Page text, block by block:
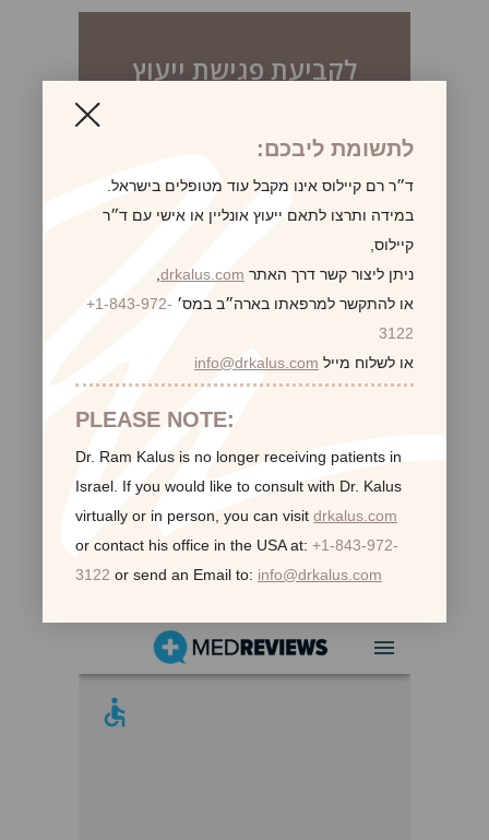
לקביעת פגישת ייעוץ
לקוחות ממליצות:
לתשומת ליבכם:
ד״ר רם קיילוס אינו מקבל עוד מטופלים בישראל.
במידה ותרצו לתאם ייעוץ אונליין או אישי עם ד״ר
קיילוס,
ניתן ליצור קשר דרך האתר drkalus.com
או להתקשר למרפאתו בארה״ב במס׳ +1-843-972-
3122
או לשלוח מייל info@drkalus.com
PLEASE NOTE:
Dr. Ram Kalus is no longer receiving patients in
Israel. If you would like to consult with Dr. Kalus
virtually or in person, you can visit drkalus.com
or contact his office in the USA at: +1-843-972-
3122 or send an Email to: info@drkalus.com